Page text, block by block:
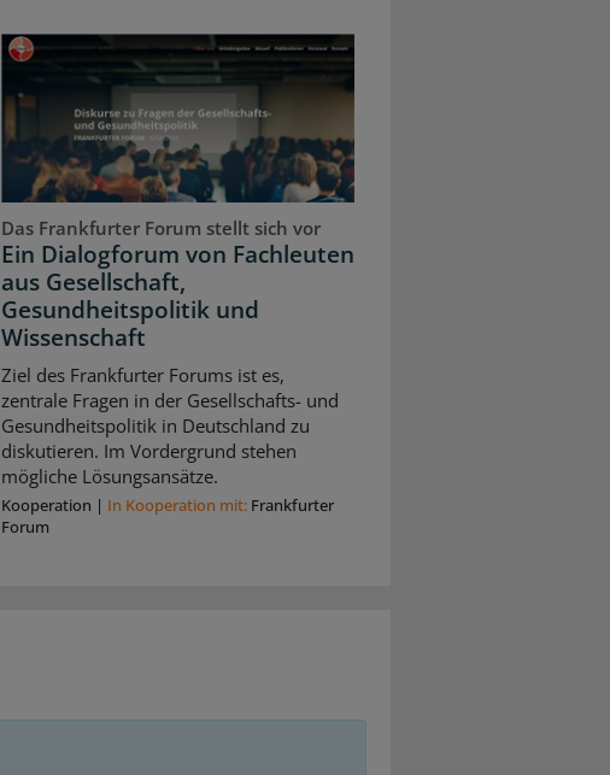
Das Frankfurter Forum stellt sich vor
Ein Dialogforum von Fachleuten
aus Gesellschaft,
Gesundheitspolitik und
Wissenschaft
Ziel des Frankfurter Forums ist es,
zentrale Fragen in der Gesellschafts- und
Gesundheitspolitik in Deutschland zu
diskutieren. Im Vordergrund stehen
mögliche Lösungsansätze.
Kooperation | In Kooperation mit: Frankfurter
Forum